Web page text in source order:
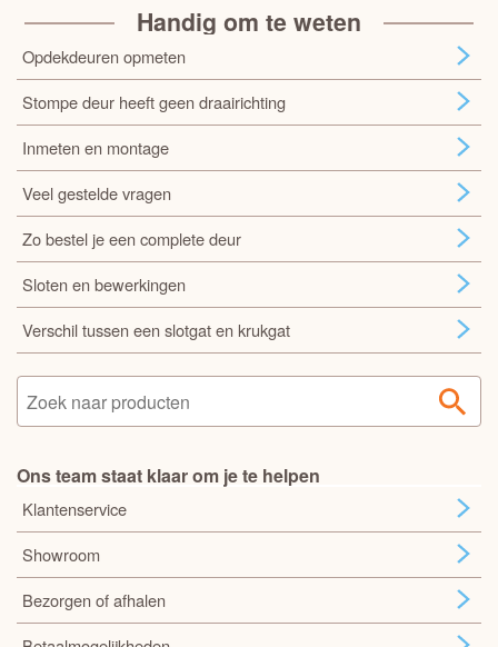
Handig om te weten
Opdekdeuren opmeten
Stompe deur heeft geen draairichting
Inmeten en montage
Veel gestelde vragen
Zo bestel je een complete deur
Sloten en bewerkingen
Verschil tussen een slotgat en krukgat
Ons team staat klaar om je te helpen
Klantenservice
Showroom
Bezorgen of afhalen